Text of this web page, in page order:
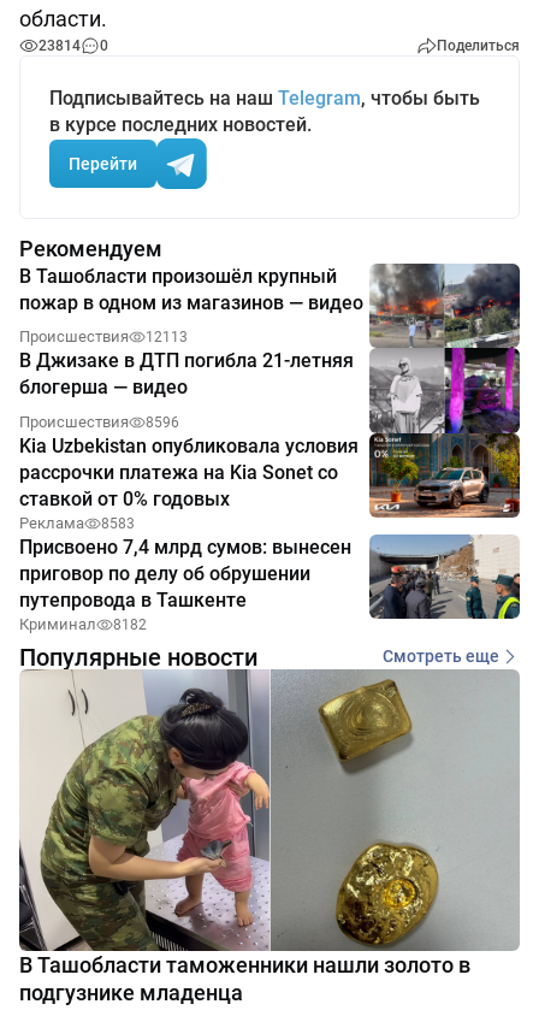
области.
23814 0 Поделиться
Подписывайтесь на наш Telegram, чтобы быть
в курсе последних новостей.
Перейти
Рекомендуем
В Ташобласти произошёл крупный
пожар в одном из магазинов — видео
Происшествия 12113
В Джизаке в ДТП погибла 21-летняя
блогерша — видео
Происшествия 8596
Kia Uzbekistan опубликовала условия
рассрочки платежа на Kia Sonet со
ставкой от 0% годовых
Реклама 8583
Присвоено 7,4 млрд сумов: вынесен
приговор по делу об обрушении
путепровода в Ташкенте
Криминал 8182
Популярные новости Смотреть еще
В Ташобласти таможенники нашли золото в
подгузнике младенца